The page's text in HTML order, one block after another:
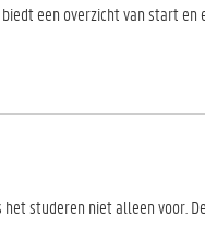
biedt een overzicht van start en
studeren niet alleen voor.